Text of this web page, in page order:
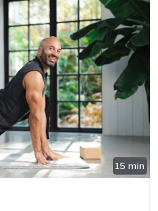
15 min